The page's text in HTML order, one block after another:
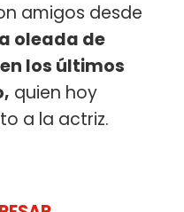
amigos desde
oleada de
los últimos
quien hoy
a la actriz.